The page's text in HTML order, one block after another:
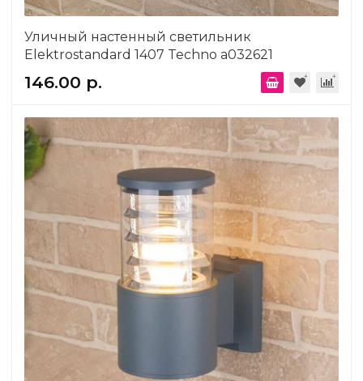
Уличный настенный светильник
Elektrostandard 1407 Techno a032621
146.00 р.